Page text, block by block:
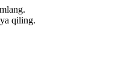
qiling.